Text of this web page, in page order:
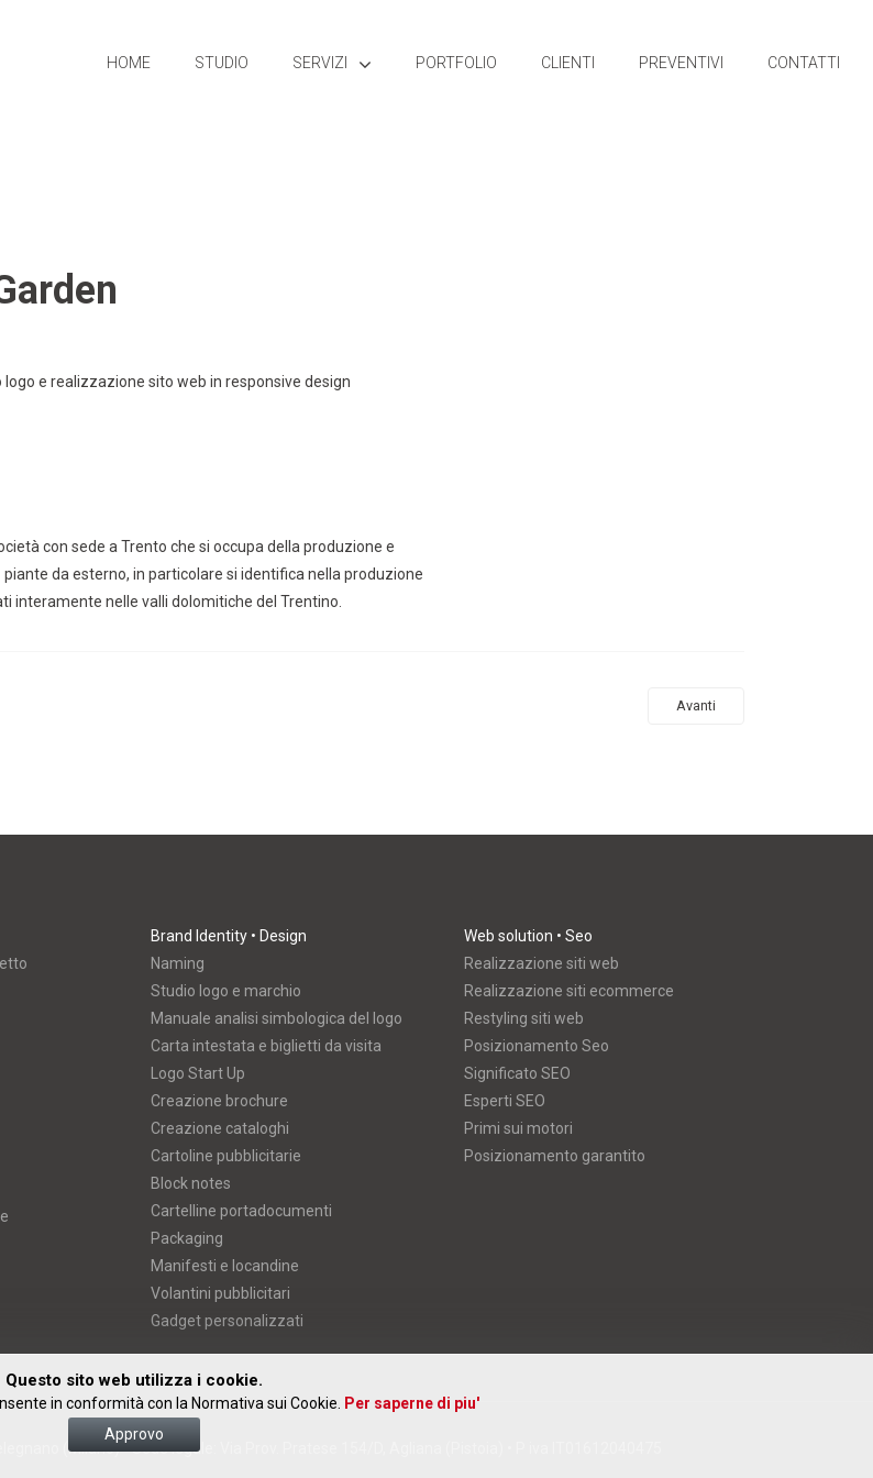
HOME STUDIO SERVIZI PORTFOLIO CLIENTI PREVENTIVI CONTATTI
e realizzazione sito web in responsive design
con sede a Trento che si occupa della produzione e
da esterno, in particolare si identifica nella produzione
interamente nelle valli dolomitiche del Trentino.
Avanti
Brand Identity • Design
Naming
Studio logo e marchio
Manuale analisi simbologica del logo
Carta intestata e biglietti da visita
Logo Start Up
Creazione brochure
Creazione cataloghi
Cartoline pubblicitarie
Block notes
Cartelline portadocumenti
Packaging
Manifesti e locandine
Volantini pubblicitari
Gadget personalizzati
Web solution • Seo
Realizzazione siti web
Realizzazione siti ecommerce
Restyling siti web
Posizionamento Seo
Significato SEO
Esperti SEO
Primi sui motori
Posizionamento garantito
(Milano) • Sede legale: Via Prov. Pratese 154/D, Agliana (Pistoia) • P iva IT01612040475
Questo sito web utilizza i cookie.
in conformità con la Normativa sui Cookie.
Per saperne di piu'
Approvo